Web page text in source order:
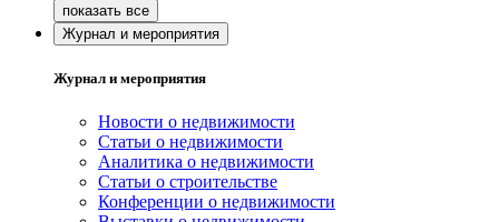
Журнал и мероприятия
Журнал и мероприятия
Новости о недвижимости
Статьи о недвижимости
Аналитика о недвижимости
Статьи о строительстве
Конференции о недвижимости